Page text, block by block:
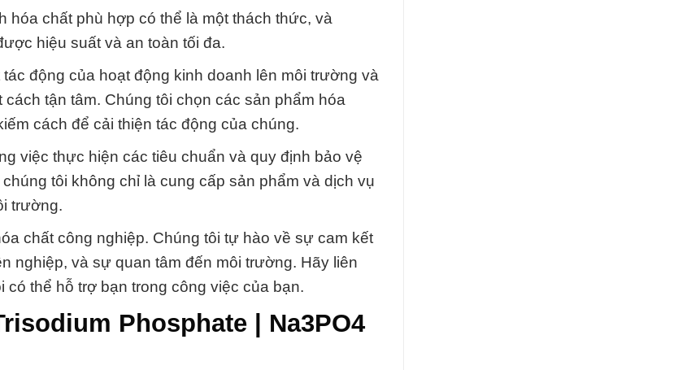
hóa chất phù hợp có thể là một thách thức, và
hiệu suất và an toàn tối đa.
động của hoạt động kinh doanh lên môi trường và
tận tâm. Chúng tôi chọn các sản phẩm hóa
cách để cải thiện tác động của chúng.
việc thực hiện các tiêu chuẩn và quy định bảo vệ
tôi không chỉ là cung cấp sản phẩm và dịch vụ
trường.
chất công nghiệp. Chúng tôi tự hào về sự cam kết
nghiệp, và sự quan tâm đến môi trường. Hãy liên
có thể hỗ trợ bạn trong công việc của bạn.
Phosphate | Na3PO4